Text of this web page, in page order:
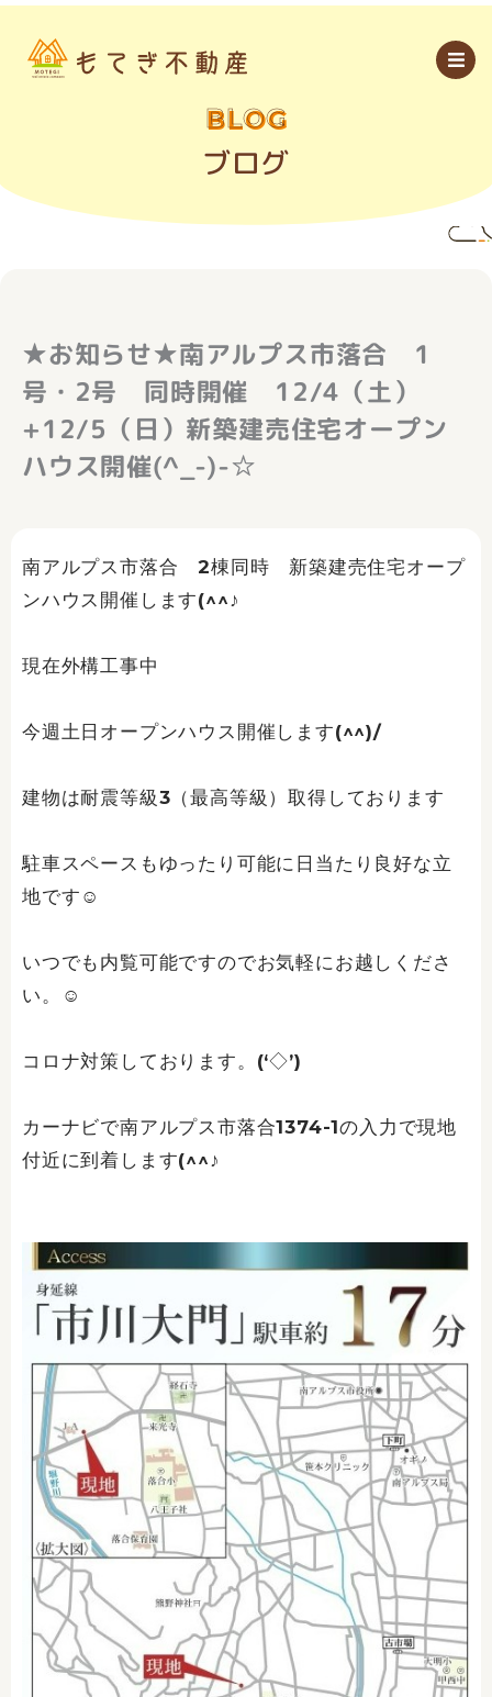
内
BLOG
ブログ
★お知らせ★南アルプス市落合 1
号・2号 同時開催 12/4（土）
+12/5（日）新築建売住宅オープン
ハウス開催(^_-)-☆
南アルプス市落合 2棟同時 新築建売住宅オープ
ンハウス開催します(^^♪
現在外構工事中
今週土日オープンハウス開催します(^^)/
建物は耐震等級3（最高等級）取得しております
駐車スペースもゆったり可能に日当たり良好な立
地です☺
いつでも内覧可能ですのでお気軽にお越しくださ
い。☺
コロナ対策しております。(‘◇’)ゞ
カーナビで南アルプス市落合1374-1の入力で現地
付近に到着します(^^♪